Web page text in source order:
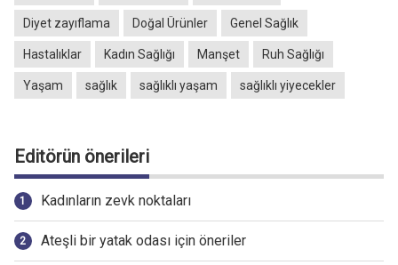
Diyet zayıflama Doğal Ürünler Genel Sağlık
Hastalıklar Kadın Sağlığı Manşet Ruh Sağlığı
Yaşam sağlık sağlıklı yaşam sağlıklı yiyecekler
Editörün önerileri
Kadınların zevk noktaları
Ateşli bir yatak odası için öneriler